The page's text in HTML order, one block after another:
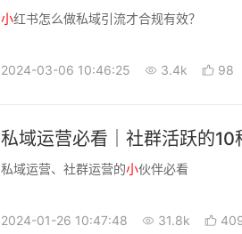
小红书怎么做私域引流才合规有效？
2024-03-06 10:46:25 3.4k 98
私域运营必看｜社群活跃的10
私域运营、社群运营的小伙伴必看
2024-01-26 10:47:48 31.8k